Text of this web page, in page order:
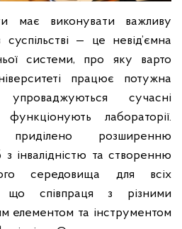
має виконувати важливу
— це невід’ємна
системи, про яку варто
працює потужна
сучасні
лабораторії.
розширенню
інвалідністю та створенню
середовища для всіх
що співпраця з різними
елементом та інструментом